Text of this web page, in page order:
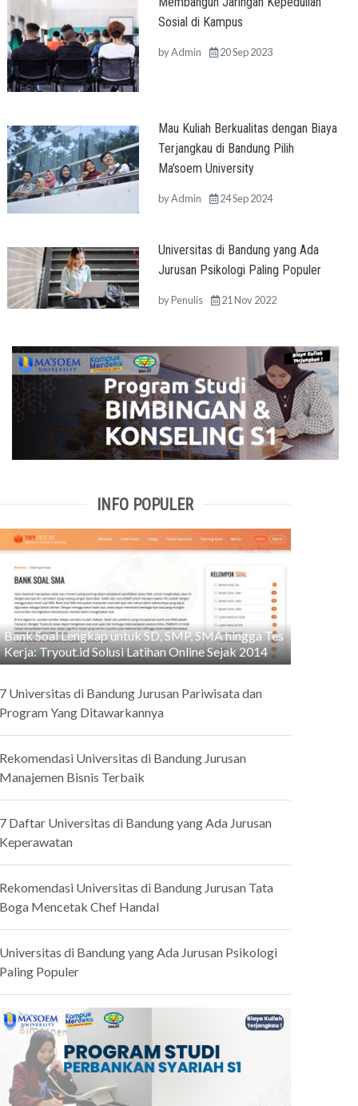
Sosial di Kampus
byAdmin 20 Sep 2023
Mau Kuliah Berkualitas dengan Biaya
Terjangkau di Bandung Pilih
Ma'soem University
byAdmin 24 Sep 2024
Universitas di Bandung yang Ada
Jurusan Psikologi Paling Populer
byPenulis 21 Nov 2022
INFO POPULER
Bank Soal Lengkap untuk SD, SMP, SMA hingga Tes
Kerja: Tryout.id Solusi Latihan Online Sejak 2014
Universitas di Bandung Jurusan Pariwisata dan
Yang Ditawarkannya
Universitas di Bandung Jurusan
Bisnis Terbaik
Daftar Universitas di Bandung yang Ada Jurusan
Universitas di Bandung Jurusan Tata
Mencetak Chef Handal
di Bandung yang Ada Jurusan Psikologi
Populer